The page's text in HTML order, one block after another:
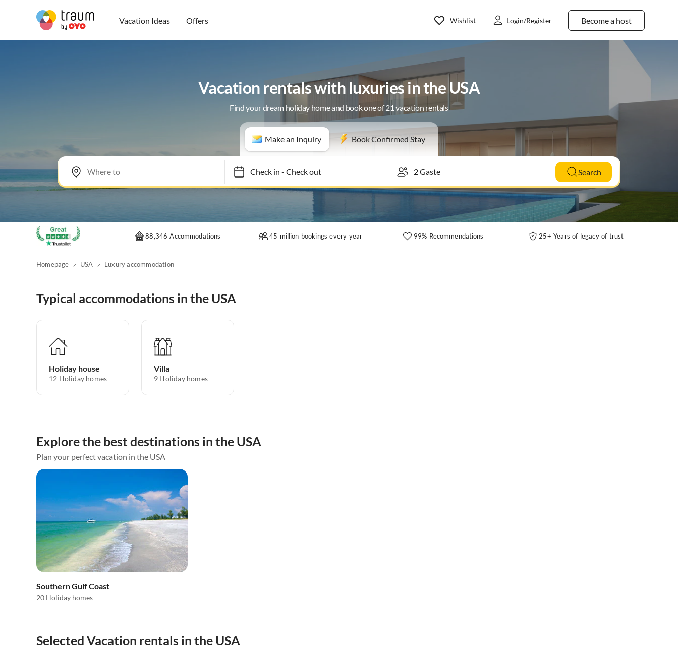
Vacation Ideas Offers Become a host
Wishlist Login/Register
Vacation rentals with luxuries in the USA
Find your dream holiday home and book one of 21 vacation rentals
Make an Inquiry Book Confirmed Stay
Check in- Check out Search
88,346 Accommodations 45 million bookings every year 99% Recommendations 25+ Years of legacy of trust
Homepage USA Luxury accommodation
Typical accommodations in the USA
Holiday house
12 Holiday homes
Villa
9 Holiday homes
Explore the best destinations in the USA
Plan your perfect vacation in the USA
Southern Gulf Coast
20 Holiday homes
Selected Vacation rentals in the USA